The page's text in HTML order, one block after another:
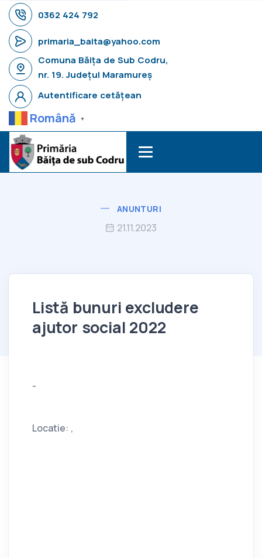
0362 424 792
primaria_baita@yahoo.com
Comuna Băița de Sub Codru,
nr. 19. Județul Maramureș
Autentificare cetățean
Română ▼
ANUNTURI
21.11.2023
Listă bunuri excludere
ajutor social 2022
-
Locatie: ,